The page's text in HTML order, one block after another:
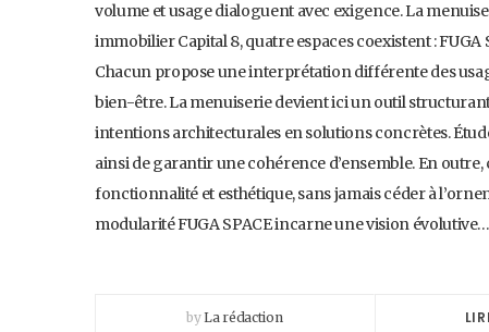
volume et usage dialoguent avec exigence. La
immobilier Capital 8, quatre espaces coexistent : FUGA
Chacun propose une interprétation différente des
bien-être. La menuiserie devient ici un outil
intentions architecturales en solutions concrètes.
ainsi de garantir une cohérence d’ensemble. En
fonctionnalité et esthétique, sans jamais céder à
modularité FUGA SPACE incarne une vision évolutive…
byLa rédaction